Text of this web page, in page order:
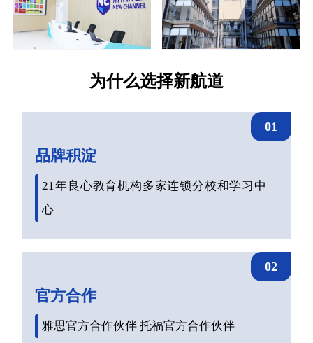
为什么选择新航道
01
品牌积淀
21年良心教育机构多家连锁分校和学习中
心
02
官方合作
雅思官方合作伙伴 托福官方合作伙伴